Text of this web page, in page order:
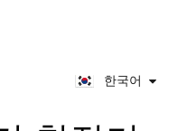
한국어